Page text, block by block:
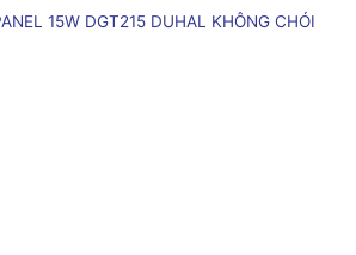
15W DGT215 DUHAL KHÔNG CHÓI